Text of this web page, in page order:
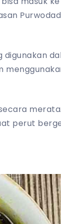
digunakan
perut